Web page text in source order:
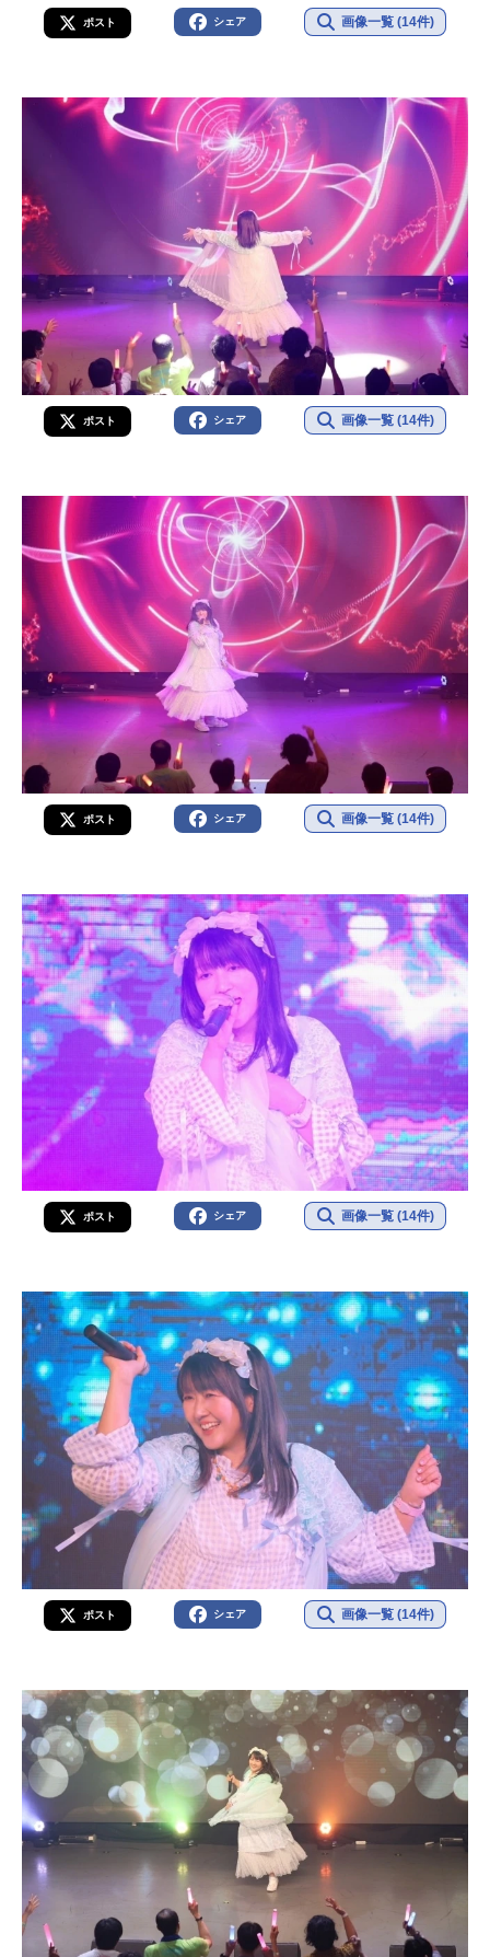
ポスト シェア 画像一覧 (14件)
ポスト シェア 画像一覧 (14件)
ポスト シェア 画像一覧 (14件)
ポスト シェア 画像一覧 (14件)
ポスト シェア 画像一覧 (14件)